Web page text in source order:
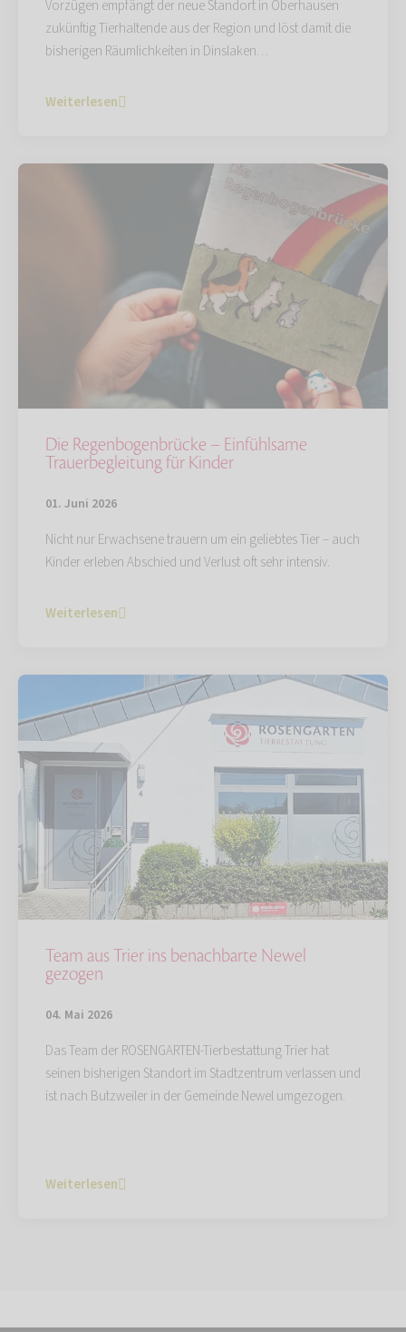
Vorzügen empfängt der neue Standort in Oberhausen
zukünftig Tierhaltende aus der Region und löst damit die
bisherigen Räumlichkeiten in Dinslaken…
Weiterlesen
Die Regenbogenbrücke – Einfühlsame
Trauerbegleitung für Kinder
01. Juni 2026
Nicht nur Erwachsene trauern um ein geliebtes Tier – auch
Kinder erleben Abschied und Verlust oft sehr intensiv.
Weiterlesen
Team aus Trier ins benachbarte Newel
gezogen
04. Mai 2026
Das Team der ROSENGARTEN-Tierbestattung Trier hat
seinen bisherigen Standort im Stadtzentrum verlassen und
ist nach Butzweiler in der Gemeinde Newel umgezogen.
Weiterlesen